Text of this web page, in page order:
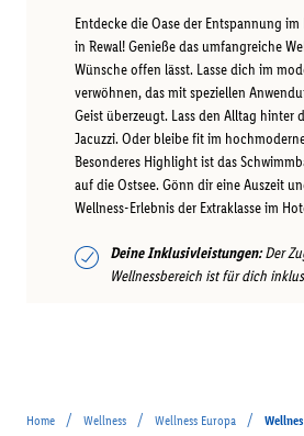
Entdecke die Oase der Entspannung
in Rewal! Genieße das umfangreiche
Wünsche offen lässt. Lasse dich im
verwöhnen, das mit speziellen
Geist überzeugt. Lass den Alltag hinter
Jacuzzi. Oder bleibe fit im
Besonderes Highlight ist das
auf die Ostsee. Gönn dir eine Auszeit
Wellness-Erlebnis der Extraklasse im
Deine Inklusivleistungen:Der
Wellnessbereich ist für dich
Home / Wellness / Wellness Europa /